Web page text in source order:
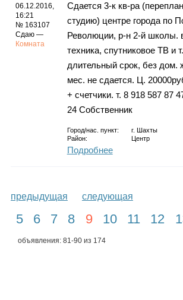
06.12.2016,
16:21
№ 163107
Сдаю —
Комната
Сдается 3-к кв-ра
студию) центре города по
Революции, р-н 2-й школы.
техника, спутниковое ТВ и
длительный срок, без дом.
мес. не сдается. Ц.
+ счетчики. т. 8 918 587 87
24 Собственник
Город/нас. пункт: г.
Шахты
Район:
Центр
Подробнее
предыдущая следующая
5 6 7 8 9 10 11 12
объявления: 81-90 из 174